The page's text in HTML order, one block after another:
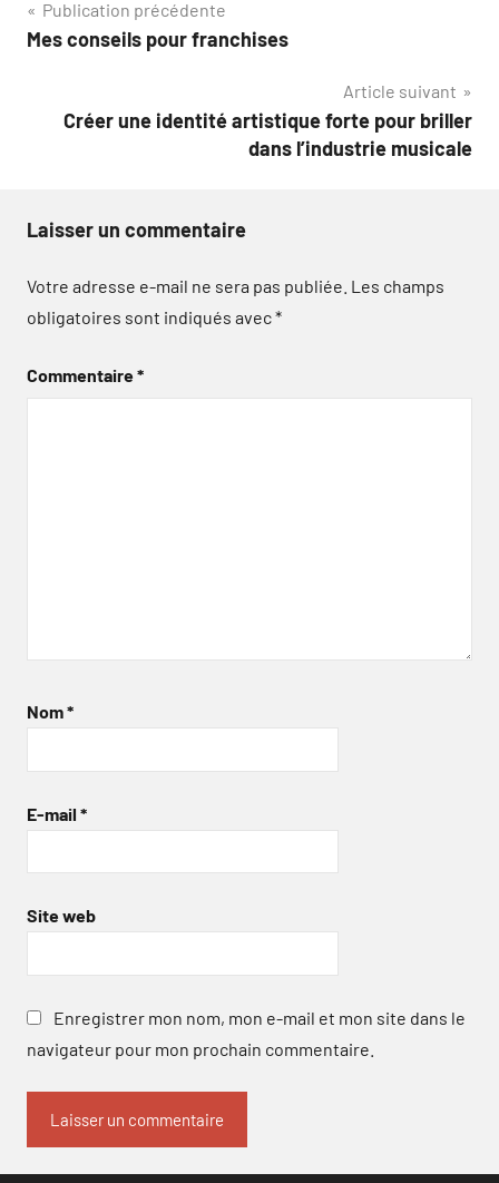
Navigation
de
Publication précédente
Mes conseils pour franchises
Article suivant
Créer une identité artistique forte pour briller
dans l’industrie musicale
Laisser un commentaire
Votre adresse e-mail ne sera pas publiée. Les champs
obligatoires sont indiqués avec*
Commentaire*
Nom*
E-mail *
Site web
Enregistrer mon nom, mon e-mail et mon site dans le
navigateur pour mon prochain commentaire.